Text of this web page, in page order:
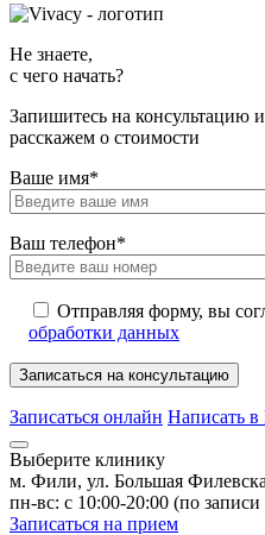
Не знаете,
с чего начать?
Запишитесь на консультацию
расскажем о стоимости
Ваше имя*
Ваш телефон*
Отправляя форму, вы
обработки данных
Записаться онлайн Написать
Выберите клинику
м. Фили, ул. Большая
пн-вс: с 10:00-20:00 (по
Записаться на прием